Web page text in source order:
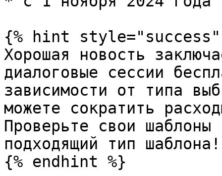
{% hint style="success"
Хорошая новость
диалоговые сессии
зависимости от типа
можете сократить
Проверьте свои
подходящий тип шаблона!
{% endhint %}